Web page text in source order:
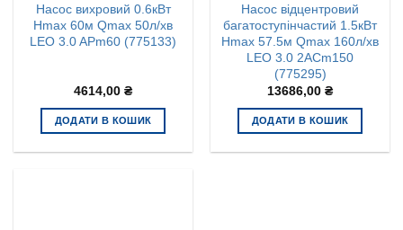
Насос вихровий 0.6кВт
Hmax 60м Qmax 50л/хв
LEO 3.0 APm60 (775133)
4614,00 ₴
ДОДАТИ В КОШИК
Насос відцентровий
багатоступінчастий 1.5кВт
Hmax 57.5м Qmax 160л/хв
LEO 3.0 2ACm150
(775295)
13686,00 ₴
ДОДАТИ В КОШИК